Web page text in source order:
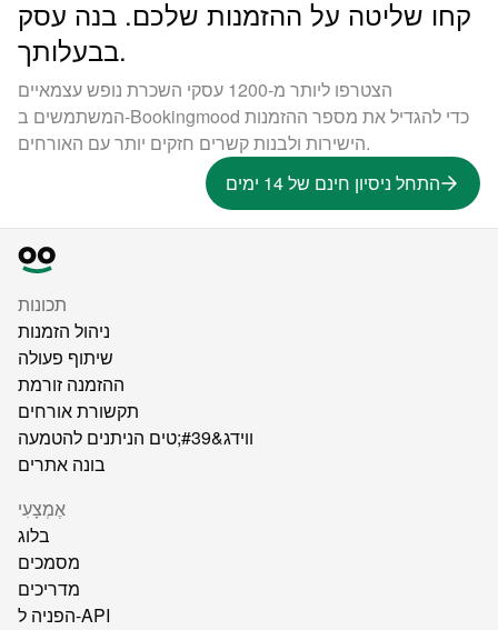
קחו שליטה על ההזמנות שלכם. בנה עסק
בבעלותך.
הצטרפו ליותר מ-1200 עסקי השכרת נופש עצמאיים
המשתמשים ב-Bookingmood כדי להגדיל את מספר ההזמנות
הישירות ולבנות קשרים חזקים יותר עם האורחים.
התחל ניסיון חינם של 14 ימים
תכונות
ניהול הזמנות
שיתוף פעולה
ההזמנה זורמת
תקשורת אורחים
ווידג&#39;טים הניתנים להטמעה
בונה אתרים
אֶמְצָעִי
בלוג
מסמכים
מדריכים
הפניה ל-API